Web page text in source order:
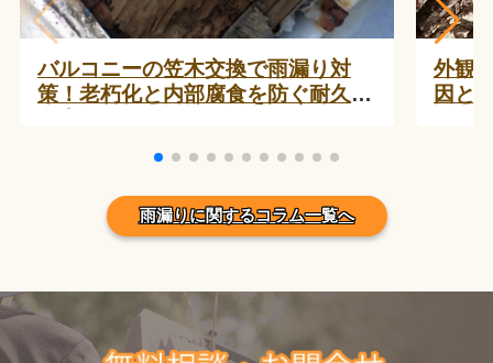
バルコニーの笠木交換で雨漏り対
策！老朽化と内部腐食を防ぐ耐久性
外観
因と
雨漏りに関するコラム一覧へ